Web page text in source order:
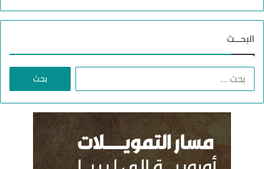
ع
ب
ا
ل
ع
البحـــث
ا
ح